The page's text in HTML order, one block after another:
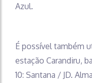
Azul.
É possível também
estação Carandiru,
10: Santana / JD.